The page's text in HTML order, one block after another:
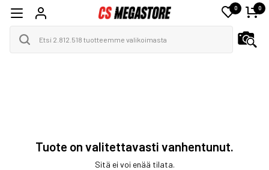
0 0
Tuote on valitettavasti vanhentunut.
Sitä ei voi enää tilata.